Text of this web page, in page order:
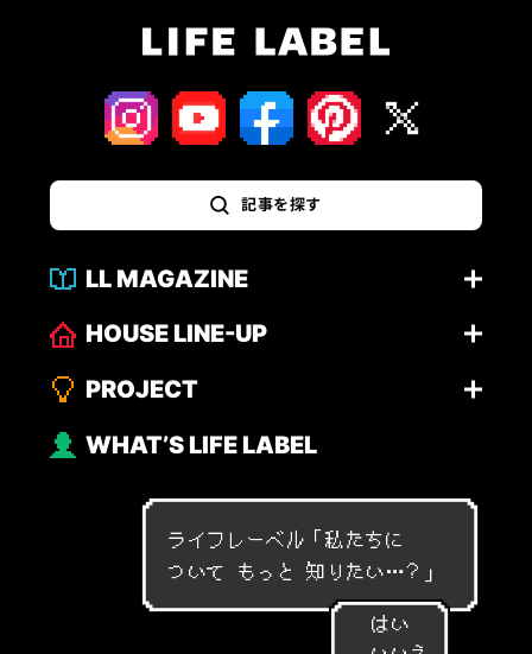
記事を探す
LL MAGAZINE
HOUSE LINE-UP
PROJECT
WHAT’S LIFE LABEL
ライフレーベル「私 たちに
つ いて も っ と 知 り た い…？ 」
はい